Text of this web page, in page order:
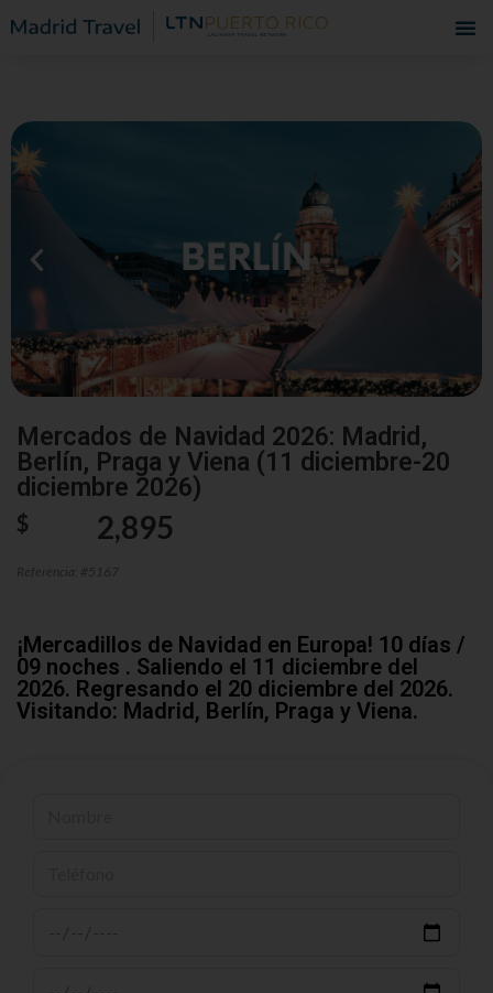
Mercados de Navidad 2026: Madrid,
Berlín, Praga y Viena (11 diciembre-20
diciembre 2026)
$ 2,895
Referencia: #5167
¡Mercadillos de Navidad en Europa! 10 días /
09 noches . Saliendo el 11 diciembre del
2026. Regresando el 20 diciembre del 2026.
Visitando: Madrid, Berlín, Praga y Viena.